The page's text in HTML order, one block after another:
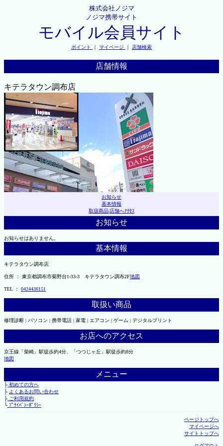
株式会社ノジマ
ノジマ携帯サイト
モバイル会員サイト
ポイント ｜ マイページ ｜ 店舗検索
店舗情報
キテラタウン調布店
お知らせ
基本情報
取扱商品|店舗へｱｸｾｽ
お知らせ
お知らせはありません。
基本情報
キテラタウン調布店
住所 ： 東京都調布市菊野台1-33-3 キテラタウン調布2F地図
TEL ： 0424436151
取扱い商品
修理診断 | パソコン | 携帯電話 | 家電 | エアコン | ゲーム | デジタルプリント
お店へのアクセス
京王線「柴崎」駅徒歩約4分、「つつじヶ丘」駅徒歩約8分
地図
メニュー
├初めての方へ
├ よくあるお問い合わせ
├ご利用規約
└ﾌﾟﾗｲﾊﾞｼｰﾎﾟﾘｼｰ
ページトップへ
マイページへ
サイトトップへ